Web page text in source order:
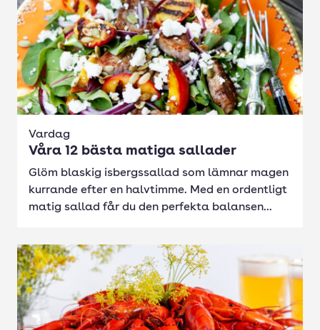
Vardag
Våra 12 bästa matiga sallader
Glöm blaskig isbergssallad som lämnar magen
kurrande efter en halvtimme. Med en ordentligt
matig sallad får du den perfekta balansen...